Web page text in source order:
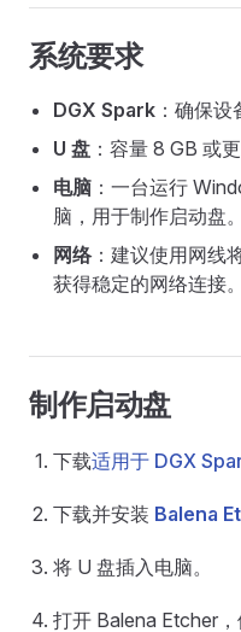
系统要求
DGX Spark ：确保设
U 盘 ：容量 8 GB 或更
电脑 ：一台运行
脑，用于制作启动盘。
网络：建议使用网线
获得稳定的网络连接。
制作启动盘
下载适用于 DGX
下载并安装 Balena
将 U 盘插入电脑。
打开 Balena Etcher，